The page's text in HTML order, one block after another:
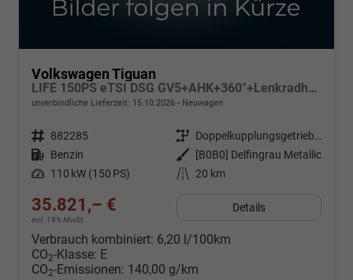
Volkswagen Tiguan
LIFE 150PS eTSI DSG GV5+AHK+360°+Lenkradheiz+IQ.Drive+ACC+App+eHeck+LED
unverbindliche Lieferzeit: 15.10.2026 Neuwagen
Fahrzeugnr. 882285 Getriebe
Doppelkupplungsgetriebe (DSG)
Kraftstoff Benzin Außenfarbe
[B0B0] Delfingrau Metallic
Leistung 110 kW (150 PS) Kilometerstand 20 km
35.821,– €
incl. 19% MwSt.
Details
Verbrauch kombiniert: 6,20 l/100km
CO2-Klasse: E
CO2-Emissionen: 140,00 g/km